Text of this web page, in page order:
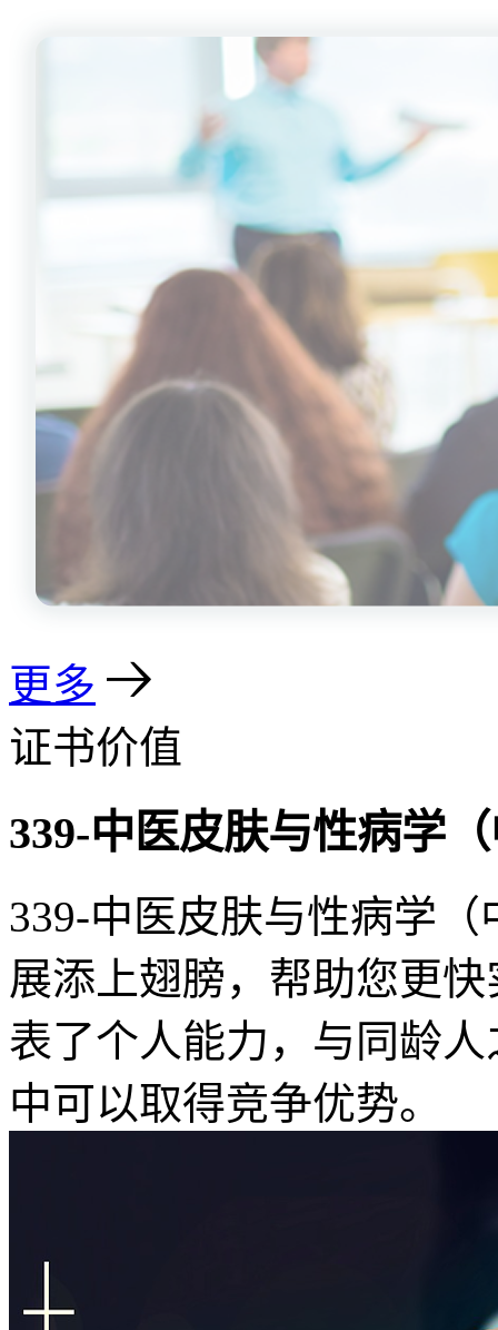
更多
证书价值
339-中医皮肤与性病学
339-中医皮肤与性病学
展添上翅膀，帮助您更
表了个人能力，与同龄
中可以取得竞争优势。